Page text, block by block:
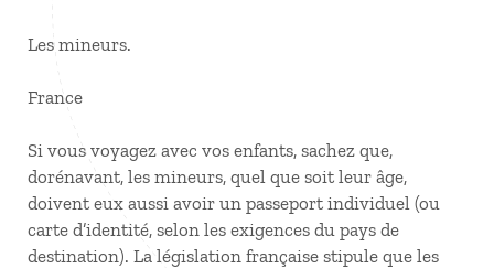
Les mineurs.
France
Si vous voyagez avec vos enfants, sachez que,
dorénavant, les mineurs, quel que soit leur âge,
doivent eux aussi avoir un passeport individuel (ou
carte d’identité, selon les exigences du pays de
destination). La législation française stipule que les